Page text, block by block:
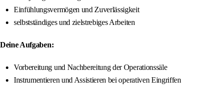
Einfühlungsvermögen und Zuverlässigkeit
selbstständiges und zielstrebiges Arbeiten
Deine Aufgaben:
Vorbereitung und Nachbereitung der Operationssäle
Instrumentieren und Assistieren bei operativen Eingriffen